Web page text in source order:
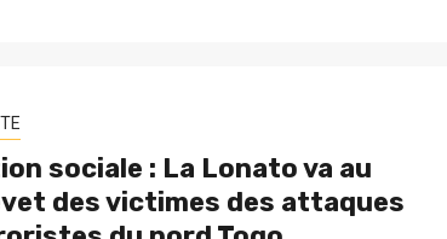
sociale : La Lonato va au
des victimes des attaques